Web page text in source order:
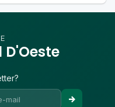
D'Oeste